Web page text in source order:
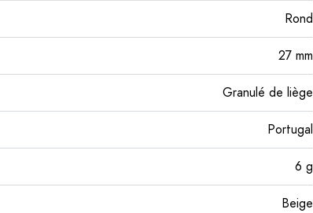
Rond
27 mm
Granulé de liège
Portugal
6 g
Beige